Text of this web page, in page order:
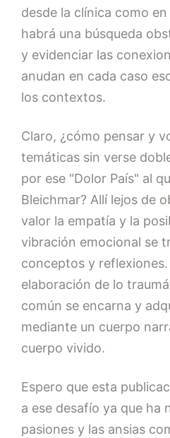
desde la clínica como
habrá una búsqueda
y evidenciar las
anudan en cada caso
los contextos.
Claro, ¿cómo pensar y
temáticas sin verse
por ese "Dolor País" al
Bleichmar? Allí lejos de
valor la empatía y la
vibración emocional se
conceptos y
elaboración de lo
común se encarna y
mediante un cuerpo
cuerpo vivido.
Espero que esta
a ese desafío ya que ha
pasiones y las ansias